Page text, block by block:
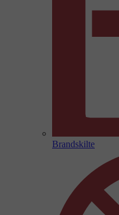
Brandskilte